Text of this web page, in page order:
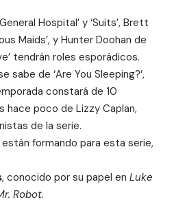
Hospital’ y ‘Suits’, Brett
Maids’, y Hunter Doohan de
tendrán roles esporádicos.
sabe de ‘Are You Sleeping?‘,
constará de 10
hace poco de Lizzy Caplan,
de la serie.
formando para esta serie,
, conocido por su papel en Luke
Robot.